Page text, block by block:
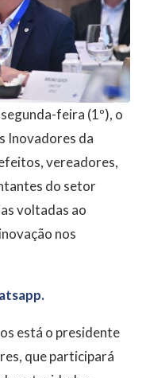
feira (1º), o
Inovadores da
vereadores,
do setor
voltadas ao
nos
está o presidente
que participará